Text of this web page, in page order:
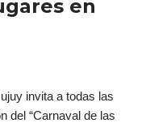
en
invita a todas las
del “Carnaval de las